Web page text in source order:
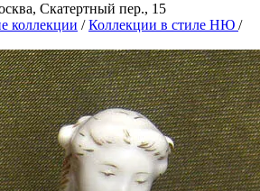
Скатертный пер., 15
коллекции / Коллекции в стиле НЮ /